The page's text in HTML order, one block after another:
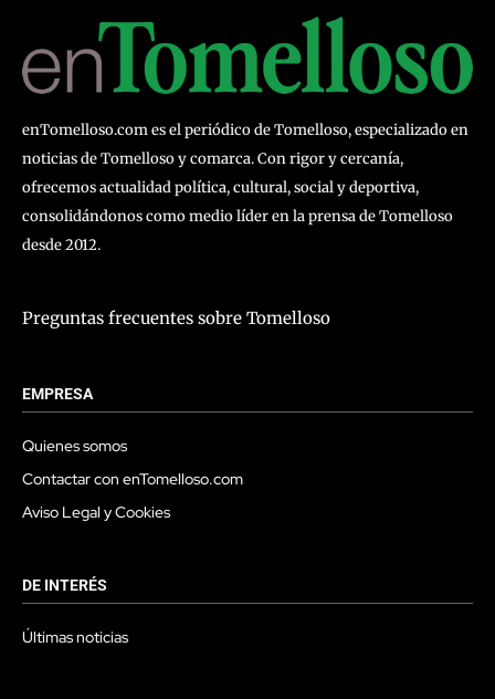
enTomelloso.com es el periódico de Tomelloso, especializado en
noticias de Tomelloso y comarca. Con rigor y cercanía,
ofrecemos actualidad política, cultural, social y deportiva,
consolidándonos como medio líder en la prensa de Tomelloso
desde 2012.
Preguntas frecuentes sobre Tomelloso
EMPRESA
Quienes somos
Contactar con enTomelloso.com
Aviso Legal y Cookies
DE INTERÉS
Últimas noticias